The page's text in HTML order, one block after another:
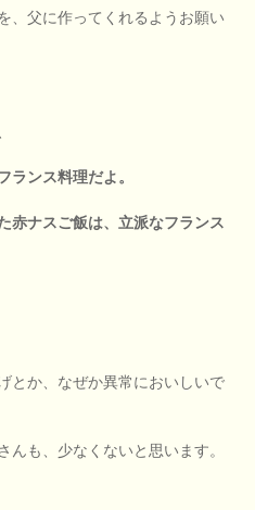
、父に作ってくれるようお願い
ランス料理だよ。
赤ナスご飯は、立派なフランス
とか、なぜか異常においしいで
んも、少なくないと思います。